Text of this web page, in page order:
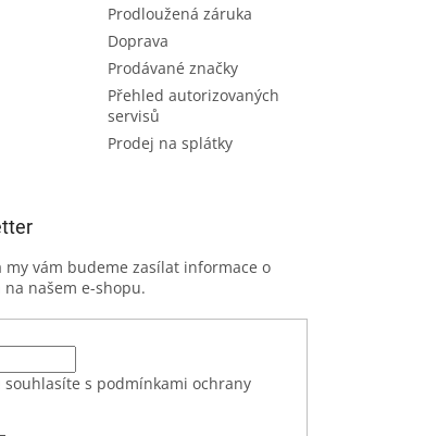
Prodloužená záruka
Doprava
Prodávané značky
Přehled autorizovaných
servisů
Prodej na splátky
my vám budeme zasílat informace o
našem e-shopu.
souhlasíte s podmínkami ochrany